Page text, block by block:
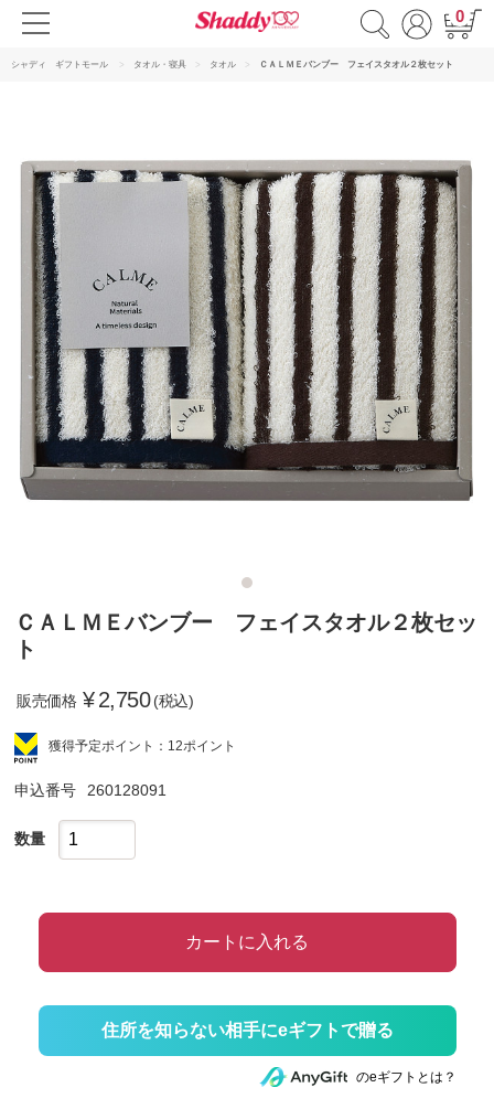
0
シャディ ギフトモール タオル・寝具 タオル ＣＡＬＭＥバンブー フェイスタオル２枚セット
ＣＡＬＭＥバンブー フェイスタオル２枚セッ
ト
販売価格 ¥2,750 (税込)
獲得予定ポイント：12ポイント
申込番号 260128091
数量
カートに入れる
住所を知らない相手にeギフトで贈る
のeギフトとは？